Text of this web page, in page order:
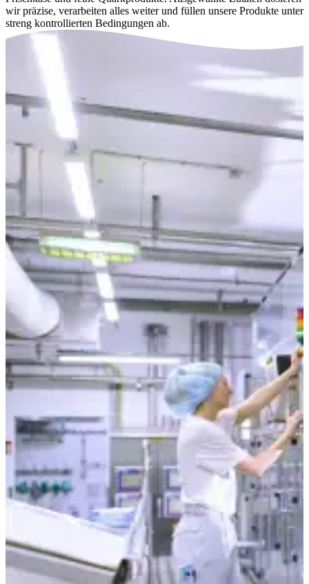
wir präzise, verarbeiten alles weiter und füllen unsere Produkte unter
streng kontrollierten Bedingungen ab.